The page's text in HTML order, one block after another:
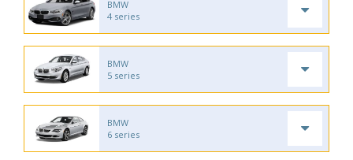
BMW
4 series
BMW
5 series
BMW
6 series